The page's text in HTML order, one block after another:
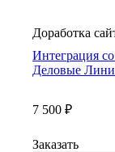
Доработка
Интеграция
Деловые
7 500 ₽
Заказать